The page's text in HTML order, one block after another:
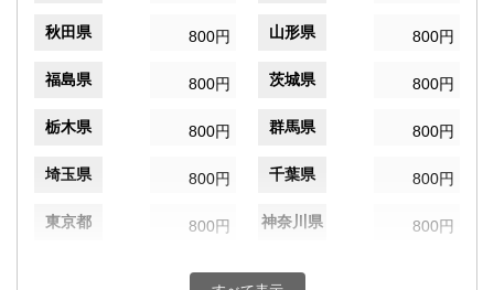
秋田県 800円 山形県 800円
福島県 800円 茨城県 800円
栃木県 800円 群馬県 800円
埼玉県 800円 千葉県 800円
東京都 800円 神奈川県 800円
800円 富山県